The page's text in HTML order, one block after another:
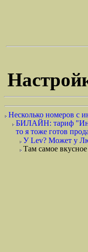
Несколько номеров с
БИЛАЙН: тариф
то я тоже готов
У Lev? Может у
Там самое